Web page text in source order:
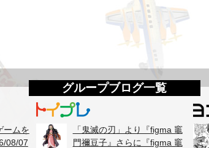
グループブログ一覧
ームを
08/07
「鬼滅の刃」より『figma 竈
門禰豆子』さらに『figma 竈